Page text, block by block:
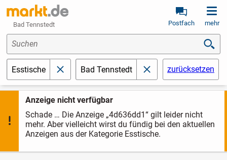
Bad Tennstedt Postfach mehr
Anzeige nicht verfügbar
Schade … Die Anzeige „4d636dd1“ gilt leider nicht
mehr. Aber vielleicht wirst du fündig bei den aktuellen
Anzeigen aus der Kategorie Esstische.
Suchen
Esstische schließenBad Tennstedt schließenzurücksetzen